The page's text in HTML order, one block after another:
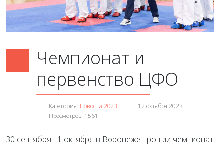
Чемпионат и
первенство ЦФО
Категория: Новости 2023г.
12 октября 2023
Просмотров: 1561
30 сентября - 1 октября в Воронеже прошли чемпионат